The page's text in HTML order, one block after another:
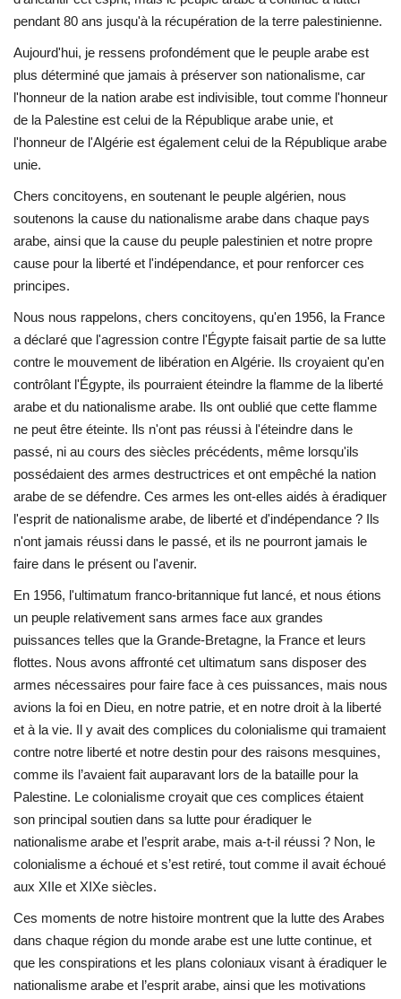
pendant 80 ans jusqu'à la récupération de la terre palestinienne.
Aujourd'hui, je ressens profondément que le peuple arabe est
plus déterminé que jamais à préserver son nationalisme, car
l'honneur de la nation arabe est indivisible, tout comme l'honneur
de la Palestine est celui de la République arabe unie, et
l'honneur de l'Algérie est également celui de la République arabe
unie.
Chers concitoyens, en soutenant le peuple algérien, nous
soutenons la cause du nationalisme arabe dans chaque pays
arabe, ainsi que la cause du peuple palestinien et notre propre
cause pour la liberté et l'indépendance, et pour renforcer ces
principes.
Nous nous rappelons, chers concitoyens, qu'en 1956, la France
a déclaré que l'agression contre l'Égypte faisait partie de sa lutte
contre le mouvement de libération en Algérie. Ils croyaient qu'en
contrôlant l'Égypte, ils pourraient éteindre la flamme de la liberté
arabe et du nationalisme arabe. Ils ont oublié que cette flamme
ne peut être éteinte. Ils n'ont pas réussi à l'éteindre dans le
passé, ni au cours des siècles précédents, même lorsqu'ils
possédaient des armes destructrices et ont empêché la nation
arabe de se défendre. Ces armes les ont-elles aidés à éradiquer
l'esprit de nationalisme arabe, de liberté et d'indépendance ? Ils
n'ont jamais réussi dans le passé, et ils ne pourront jamais le
faire dans le présent ou l'avenir.
En 1956, l'ultimatum franco-britannique fut lancé, et nous étions
un peuple relativement sans armes face aux grandes
puissances telles que la Grande-Bretagne, la France et leurs
flottes. Nous avons affronté cet ultimatum sans disposer des
armes nécessaires pour faire face à ces puissances, mais nous
avions la foi en Dieu, en notre patrie, et en notre droit à la liberté
et à la vie. Il y avait des complices du colonialisme qui tramaient
contre notre liberté et notre destin pour des raisons mesquines,
comme ils l’avaient fait auparavant lors de la bataille pour la
Palestine. Le colonialisme croyait que ces complices étaient
son principal soutien dans sa lutte pour éradiquer le
nationalisme arabe et l’esprit arabe, mais a-t-il réussi ? Non, le
colonialisme a échoué et s’est retiré, tout comme il avait échoué
aux XIIe et XIXe siècles.
Ces moments de notre histoire montrent que la lutte des Arabes
dans chaque région du monde arabe est une lutte continue, et
que les conspirations et les plans coloniaux visant à éradiquer le
nationalisme arabe et l’esprit arabe, ainsi que les motivations